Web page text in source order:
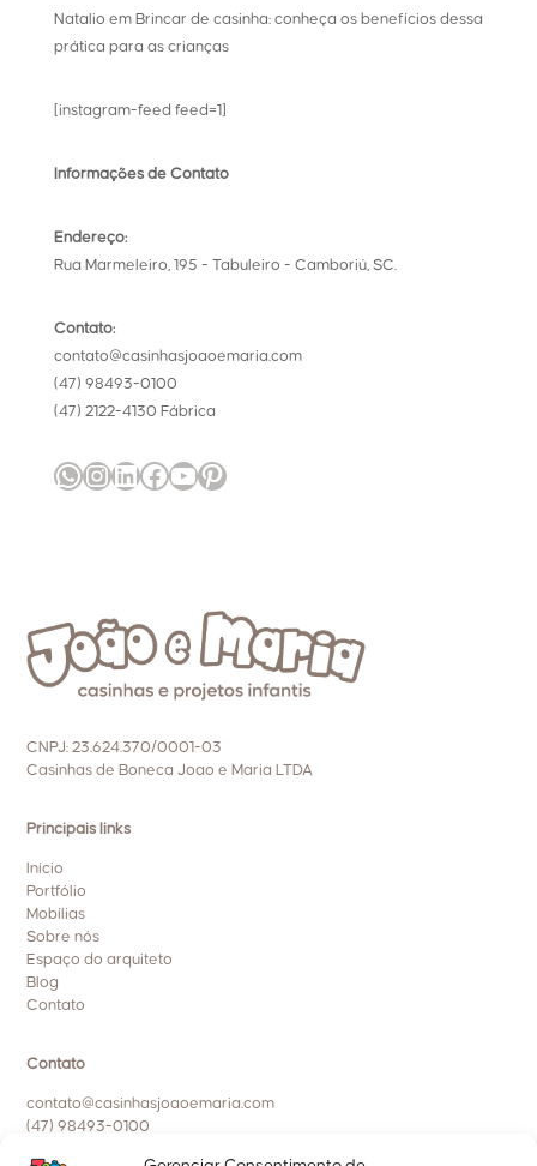
Natalio em Brincar de casinha: conheça os benefícios dessa
prática para as crianças
[instagram-feed feed=1]
Informações de Contato
Endereço:
Rua Marmeleiro, 195 - Tabuleiro - Camboriú, SC.
Contato:
contato@casinhasjoaoemaria.com
(47) 98493-0100
(47) 2122-4130 Fábrica
WhatsApp
Instagram
LinkedIn
Facebook
Youtube
Pinterest
CNPJ: 23.624.370/0001-03
Casinhas de Boneca Joao e Maria LTDA
Principais links
Início
Portfólio
Mobílias
Sobre nós
Espaço do arquiteto
Blog
Contato
Contato
contato@casinhasjoaoemaria.com
(47) 98493-0100